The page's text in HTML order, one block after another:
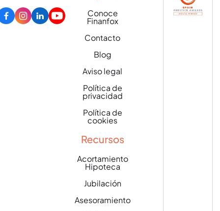
Conoce
Finanfox
Contacto
Blog
Aviso legal
Política de
privacidad
Política de
cookies
Recursos
Acortamiento
Hipoteca
Jubilación
Asesoramiento